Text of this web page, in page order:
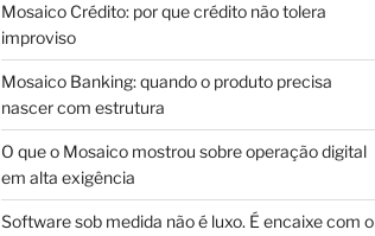
Mosaico Crédito: por que crédito não tolera
improviso
Mosaico Banking: quando o produto precisa
nascer com estrutura
O que o Mosaico mostrou sobre operação digital
em alta exigência
Software sob medida não é luxo. É encaixe com o